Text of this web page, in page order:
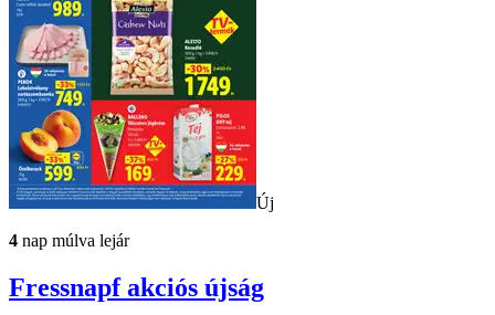
Új
4 nap múlva lejár
Fressnapfakciós újság